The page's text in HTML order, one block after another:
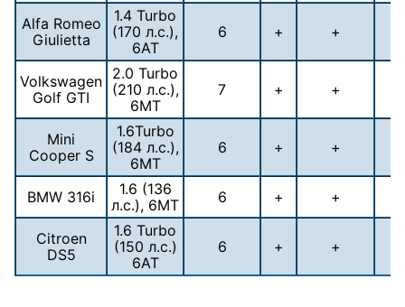
Alfa Romeo
Giulietta
1.4 Turbo
(170 л.с.),
6АТ
6 + +
Volkswagen
Golf GTI
2.0 Turbo
(210 л.с.),
6МТ
7 + +
Mini
Cooper S
1.6Turbo
(184 л.с.),
6МТ
6 + +
BMW 316i
1.6 (136
л.с.), 6МТ
6 + +
Citroen
DS5
1.6 Turbo
(150 л.с.)
6АТ
6 + +